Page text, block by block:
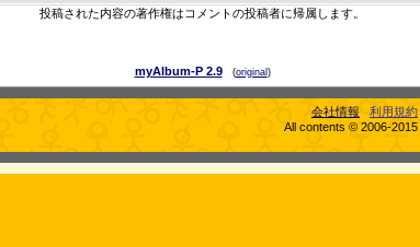
投稿された内容の著作権はコメントの投稿者に帰属します。
myAlbum-P 2.9 (original )
会社情報 利用規約
All contents © 2006-2015